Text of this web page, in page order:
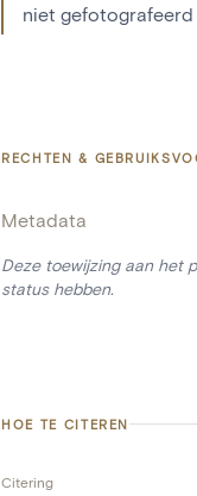
niet gefotografeerd
RECHTEN &
Metadata
Deze toewijzing aan het
status hebben.
HOE TE CITEREN
Citering